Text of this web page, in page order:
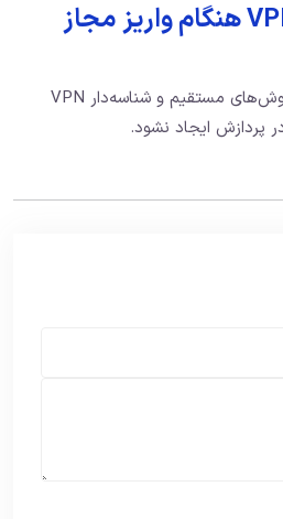
❓آیا استفاده از VPN هنگام واریز مجاز
خیر، توصیه می‌شود در روش‌های مستقیم و شناسه‌دار VPN
پردازش ایجاد نشود.